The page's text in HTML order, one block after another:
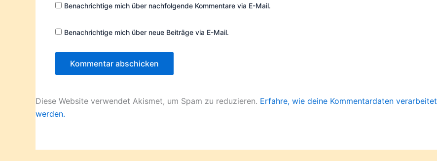
Benachrichtige mich über nachfolgende Kommentare via E-Mail.
Benachrichtige mich über neue Beiträge via E-Mail.
Diese Website verwendet Akismet, um Spam zu reduzieren. Erfahre, wie deine Kommentardaten verarbeitet
werden.